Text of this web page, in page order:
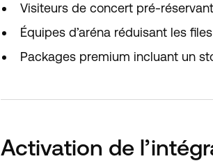
Visiteurs de concert pré-
Équipes d’aréna réduisant les
Packages premium incluant un
Activation de